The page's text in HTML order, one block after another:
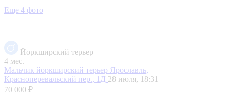
Еще 4 фото
Йоркширский терьер
4 мес.
Мальчик йоркширский терьер Ярославль,
Красноперевальский пер., 1Д 28 июля, 18:31
70 000 ₽